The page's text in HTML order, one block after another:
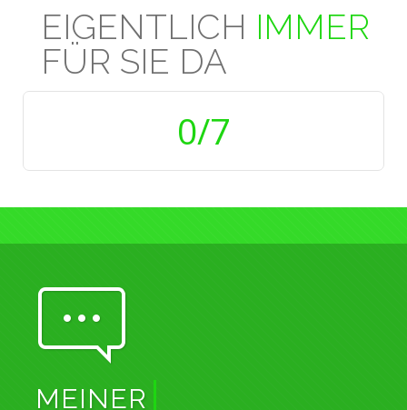
EIGENTLICH IMMER
FÜR SIE DA
0/7
MEINER